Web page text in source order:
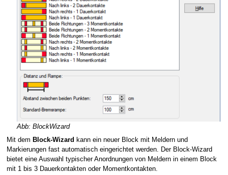
Abb: BlockWizard
Mit dem Block-Wizard kann ein neuer Block mit Meldern und
Markierungen fast automatisch eingerichtet werden. Der Block-Wizard
bietet eine Auswahl typischer Anordnungen von Meldern in einem Block
mit 1 bis 3 Dauerkontakten oder Momentkontakten.